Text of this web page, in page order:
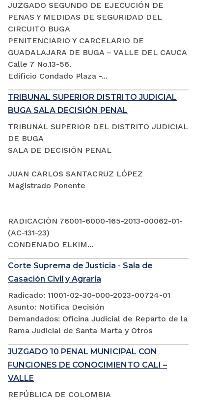
JUZGADO SEGUNDO DE EJECUCIÓN DE
PENAS Y MEDIDAS DE SEGURIDAD DEL
CIRCUITO BUGA
PENITENCIARIO Y CARCELARIO DE
GUADALAJARA DE BUGA – VALLE DEL CAUCA
Calle 7 No.13-56.
Edificio Condado Plaza -...
TRIBUNAL SUPERIOR DISTRITO JUDICIAL
BUGA SALA DECISIÓN PENAL
TRIBUNAL SUPERIOR DEL DISTRITO JUDICIAL
DE BUGA
SALA DE DECISIÓN PENAL
JUAN CARLOS SANTACRUZ LÓPEZ
Magistrado Ponente
RADICACIÓN 76001-6000-165-2013-00062-01-
(AC-131-23)
CONDENADO ELKIM...
Corte Suprema de Justicia - Sala de
Casación Civil y Agraria
Radicado: 11001-02-30-000-2023-00724-01
Asunto: Notifica Decisión
Demandados: Oficina Judicial de Reparto de la
Rama Judicial de Santa Marta y Otros
JUZGADO 10 PENAL MUNICIPAL CON
FUNCIONES DE CONOCIMIENTO CALI –
VALLE
REPÚBLICA DE COLOMBIA